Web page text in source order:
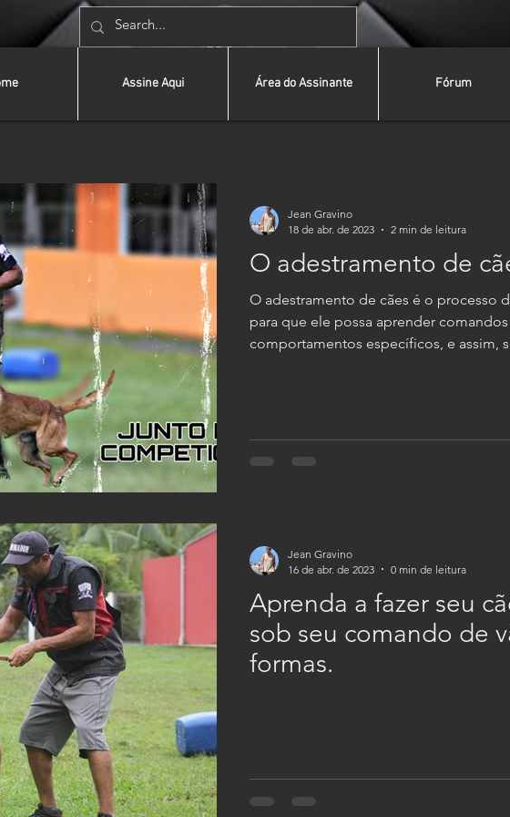
Assine Aqui Área do Assinante Fórum
O adestramento de
O adestramento de cães é o processo
para que ele possa aprender comandos
comportamentos específicos, e assim,
Jean Gravino
18 de abr. de 2023
2 min de leitura
Aprenda a fazer seu
sob seu comando de
formas.
Jean Gravino
16 de abr. de 2023
0 min de leitura